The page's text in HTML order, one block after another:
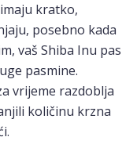
kratko,
posebno kada
vaš Shiba Inu pas
pasmine.
vrijeme razdoblja
količinu krzna